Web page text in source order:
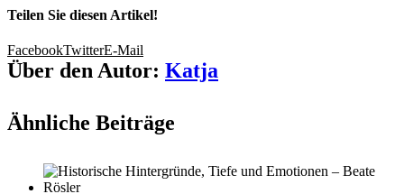
Teilen Sie diesen Artikel!
FacebookTwitterE-Mail
Über den Autor: Katja
Ähnliche Beiträge